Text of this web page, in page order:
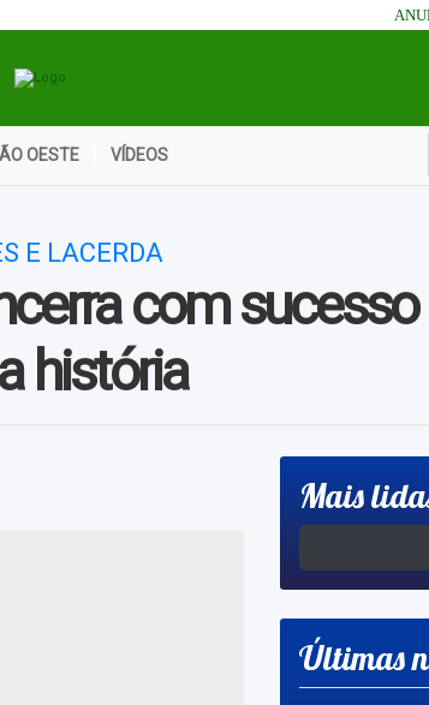
OESTE VÍDEOS
E LACERDA
com
história
Mais
Últimas